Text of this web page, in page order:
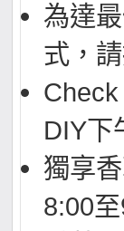
為達
式，
DIY下
獨享
8:00